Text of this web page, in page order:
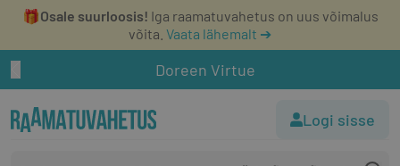
🎁Osale suurloosis! Iga raamatuvahetus on uus võimalus
võita. Vaata lähemalt ➔
Doreen Virtue
Logi sisse